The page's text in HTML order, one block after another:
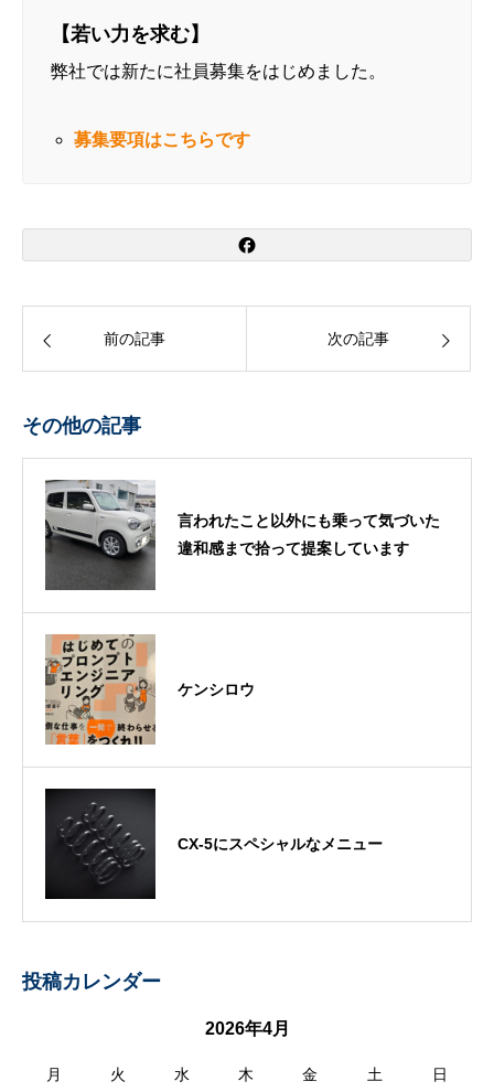
【若い力を求む】
弊社では新たに社員募集をはじめました。
募集要項はこちらです
前の記事 次の記事
その他の記事
言われたこと以外にも乗って気づいた
違和感まで拾って提案しています
ケンシロウ
CX-5にスペシャルなメニュー
投稿カレンダー
2026年4月
月 火 水 木 金 土 日